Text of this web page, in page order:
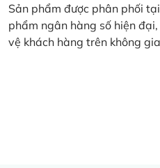
Sản phẩm được phân phối
phẩm ngân hàng số hiện
vệ khách hàng trên không